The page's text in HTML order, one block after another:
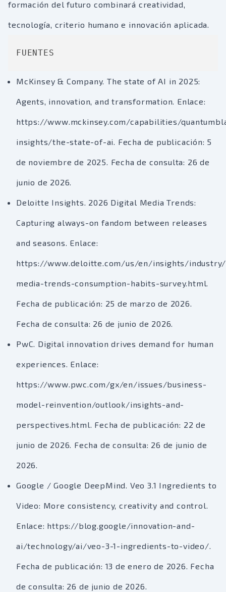
formación del futuro combinará creatividad,
tecnología, criterio humano e innovación aplicada.
FUENTES
McKinsey & Company. The state of AI in 2025:
Agents, innovation, and transformation. Enlace:
https://www.mckinsey.com/capabilities/
insights/the-state-of-ai. Fecha de publicación: 5
de noviembre de 2025. Fecha de consulta: 26 de
junio de 2026.
Deloitte Insights. 2026 Digital Media Trends:
Capturing always-on fandom between releases
and seasons. Enlace:
https://www.deloitte.com/us/en/insights/
media-trends-consumption-habits-survey.html.
Fecha de publicación: 25 de marzo de 2026.
Fecha de consulta: 26 de junio de 2026.
PwC. Digital innovation drives demand for human
experiences. Enlace:
https://www.pwc.com/gx/en/issues/business-
model-reinvention/outlook/insights-and-
perspectives.html. Fecha de publicación: 22 de
junio de 2026. Fecha de consulta: 26 de junio de
2026.
Google / Google DeepMind. Veo 3.1 Ingredients to
Video: More consistency, creativity and control.
Enlace: https://blog.google/innovation-and-
ai/technology/ai/veo-3-1-ingredients-to-video/.
Fecha de publicación: 13 de enero de 2026. Fecha
de consulta: 26 de junio de 2026.